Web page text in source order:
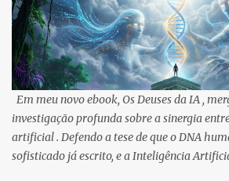
Em meu novo ebook, Os Deuses da IA ,
investigação profunda sobre a sinergia
artificial . Defendo a tese de que o DNA
sofisticado já escrito, e a Inteligência